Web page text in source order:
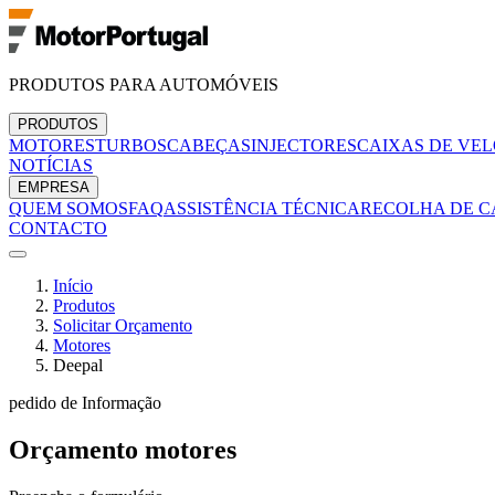
PRODUTOS PARA AUTOMÓVEIS
PRODUTOS
MOTORESTURBOSCABEÇASINJECTORESCAIXAS DE
NOTÍCIAS
EMPRESA
QUEM SOMOSFAQASSISTÊNCIA TÉCNICARECOLHA DE
CONTACTO
Início
Produtos
Solicitar Orçamento
Motores
Deepal
pedido de Informação
Orçamento motores